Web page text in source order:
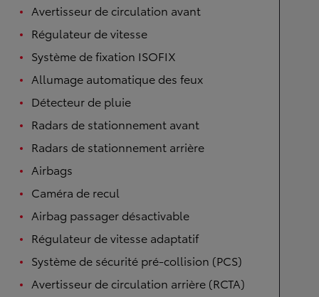
Avertisseur de circulation avant
Régulateur de vitesse
Système de fixation ISOFIX
Allumage automatique des feux
Détecteur de pluie
Radars de stationnement avant
Radars de stationnement arrière
Airbags
Caméra de recul
Airbag passager désactivable
Régulateur de vitesse adaptatif
Système de sécurité pré-collision (PCS)
Avertisseur de circulation arrière (RCTA)